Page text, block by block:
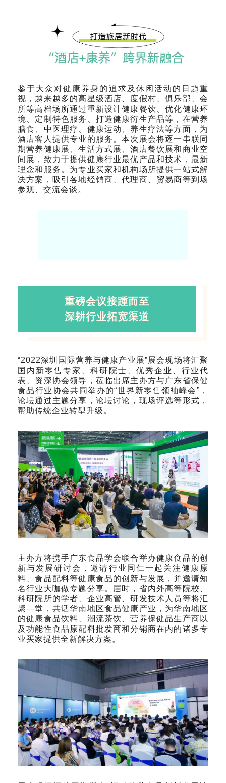
鉴于大众对健康养身的追求及休闲活动的日趋重
视，越来越多的高星级酒店、度假村、俱乐部、会
所等高档场所通过重新设计健康餐饮、优化健康环
境、定制特色服务、打造健康衍生产品等，在营养
膳食、中医理疗、健康运动、养生疗法等方面，为
酒店客人提供专业的服务。本次展会将逐一串联同
期营养健康展、生活方式展、酒店餐饮展和商业空
间展，致力于提供健康行业最优产品和技术，最新
理念和服务。为专业买家和机构场所提供一站式解
决方案，吸引各地经销商、代理商、贸易商等到场
参观、交流会谈。
重磅会议接踵而至
深耕行业拓宽渠道
“2022深圳国际营养与健康产业展”展会现场将汇聚
国内新零售专家、科研院士、优秀企业、行业代
表、资深协会领导，莅临出席主办方与广东省保健
食品行业协会共同举办的“世界新零售领袖峰会”，
论坛通过主题分享，论坛讨论，现场评选等形式，
帮助传统企业转型升级。
主办方将携手广东食品学会联合举办健康食品的创
新与发展研讨会，邀请行业同仁一起关注健康原
料、食品配料等健康食品的创新与发展，并邀请知
名行业大咖做专题分享。届时，省内外高等院校、
科研院所的学者、企业高管、研发技术人员等将汇
聚—堂，共话华南地区食品健康产业，为华南地区
的健康食品饮料、潮流茶饮、营养保健品生产商以
及功能性食品原配料批发商和分销商在内的诸多专
业买家提供全新解决方案。